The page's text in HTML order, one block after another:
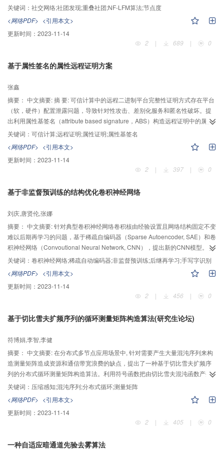
NF-LFM算法。该算法对好友关系网络中节点度小于某一阈值的节点进行过滤，
再对剩下的好友关系网络进行社团划分。实验结果表明：1）人人网、QQ空
间、新浪微博都具有明显的社团结构特性，其中人人网和QQ空间的社团结构特
性强于新浪微博；2）在不考虑社交网络用户活跃度的情况下，舆情信息在人人
网上扩散范围最广，新浪微博次之，QQ空间扩散较慢。本文提出的改进方法能
社团发现时陷入无限的迭代过程而导致时间复杂度高的缺点，将其应用于经典
交网络社团结构对舆情传播的影响，同时对于网络群体事件发现和舆情监控及
引导等具有重要意义。
关键词： 社交网络;社团发现;重叠社团;NF-LFM算法;节点度
<网络PDF> <引用本文>
更新时间： 2023-11-14
2
| 689 | 0
基于属性签名的属性远程证明方案
张鑫
摘要： 中文摘要: 摘 要: 可信计算中的远程二进制平台完整性证明方式存在平台
（软，硬件）配置泄露问题，导致针对性攻击、差别化服务和匿名性破坏。提
出利用属性基签名（attribute based signature，ABS）构造远程证明中的属性
证明方案（property based attestation，PBA）。将属性签名中的签名策略（属
性树）映射到远程证明中的安全属性。利用属性签名的匿名性的特点，验证者
无法得知证明方的具体配置，仅能得知证明者是否满足签名策略也就是安全属
性，达到验证属性证明目的。方案中无需使用属性证书，由不同授权机构管理
平台配置，共同生成属性签名。在标准模型下对方案进行了安全性证明，满足
关键词： 可信计算;远程证明;属性证明;属性基签名
<网络PDF> <引用本文>
更新时间： 2023-11-14
2
| 397 | 0
基于非监督预训练的结构优化卷积神经网络
刘庆,唐贤伦,张娜
摘要： 中文摘要: 针对典型卷积神经网络卷积核由经验设置且网络结构固定不变
难以后期再学习的问题，基于稀疏自编码器（Sparse Autoencoder, SAE）和卷
积神经网络（Convoutional Neural Network, CNN），提出新的CNN模型。该
模型通过SAE预训练CNN网络的卷积核，提取有效特征；并在典型CNN结构基
础上增加一条网络支路，使得后续再学习时只更新支路权值，记忆已有特征并
增加新特征。文中模型在MNIST数据集上迭代更新10次网络权值可以使测试识
别率达到97.65%；在手写汉字数据集HCL2000中的简单字，中等字，复杂字
及相似字上的测试正确率能达93%以上；50个训练样本，250个测试样本时，
实验表明所提出方法可有效应用于手写字等图像识别应用中。
关键词： 卷积神经网络;稀疏自动编码器;非监督预训练;后继再学习;手写字识别
<网络PDF> <引用本文>
更新时间： 2023-11-14
2
| 456 | 0
基于切比雪夫扩频序列的循环测量矩阵构造算法(研究生论坛)
符博娟,李智,李健
摘要： 中文摘要: 在分布式多节点应用场景中, 针对需要产生大量混沌序列来构
造测量矩阵造成资源和通信带宽浪费的缺点，提出了一种基于切比雪夫扩频序
列的分布式循环测量矩阵构造算法。利用符号函数把由切比雪夫混沌函数产生
的序列进行二值化得到扩频序列，选择一定长度的序列作为一行循环生成测量
矩阵，并证明了由循环生成的序列满足贝努利分布。选取一维信号和二维图像
进行仿真实验，结果表明相比于切比雪夫贝努利矩阵、贝努利矩阵、高斯矩阵
和罗切斯特混沌矩阵，在相同的压缩比下，新矩阵在一维信号上的恢复效果与
其他矩阵相同，在二维红外图像和自然图像中，相比于其他矩阵具有更好的恢
关键词： 压缩感知;混沌序列;分布式循环;测量矩阵
<网络PDF> <引用本文>
更新时间： 2023-11-14
2
| 405 | 0
一种自适应暗通道先验去雾算法